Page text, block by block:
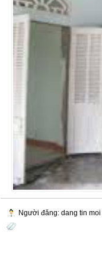
Người đăng: dang tin moi